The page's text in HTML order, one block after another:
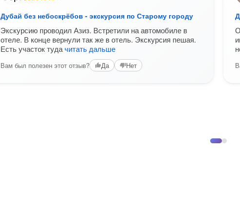
Дубай без небоскрёбов - экскурсия по Старому городу
Экскурсию проводил Азиз. Встретили на автомобиле в
отеле. В конце вернули так же в отель. Экскурсия пешая.
Есть участок тудачитать дальше
Вам был полезен этот отзыв? Да Нет